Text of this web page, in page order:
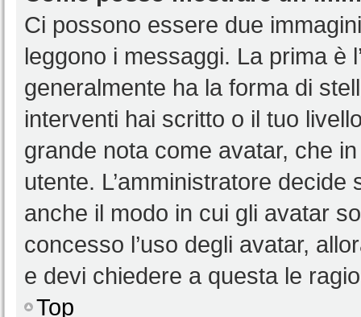
Ci possono essere due
leggono i messaggi. La prima è
generalmente ha la forma di
interventi hai scritto o il tuo
grande nota come avatar, che
utente. L’amministratore
anche il modo in cui gli avatar
concesso l’uso degli avatar,
e devi chiedere a questa le
Top